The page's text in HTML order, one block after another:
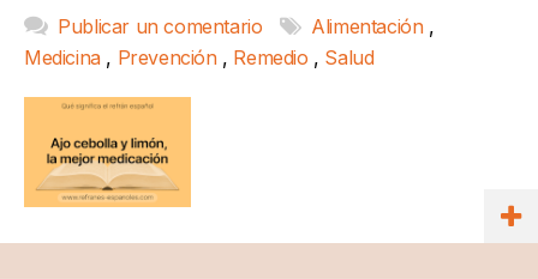
Publicar un comentario Alimentación ,
Medicina , Prevención , Remedio , Salud